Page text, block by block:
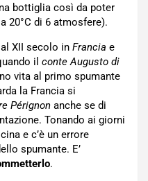
bottiglia così da poter
20°C di 6 atmosfere).
XII secolo in Francia e
il conte Augusto di
vita al primo spumante
la Francia si
Pérignon anche se di
Tonando ai giorni
e c’è un errore
spumante. E’
.